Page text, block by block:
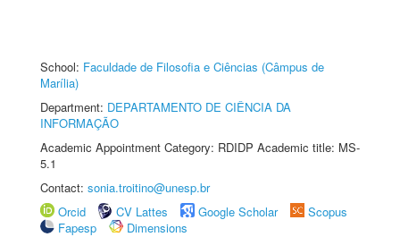
School: Faculdade de Filosofia e Ciências (Câmpus de
Marília)
Department: DEPARTAMENTO DE CIÊNCIA DA
INFORMAÇÃO
Academic Appointment Category: RDIDP Academic title: MS-
5.1
Contact: sonia.troitino@unesp.br
Orcid
CV Lattes Google Scholar
Scopus
Fapesp
Dimensions